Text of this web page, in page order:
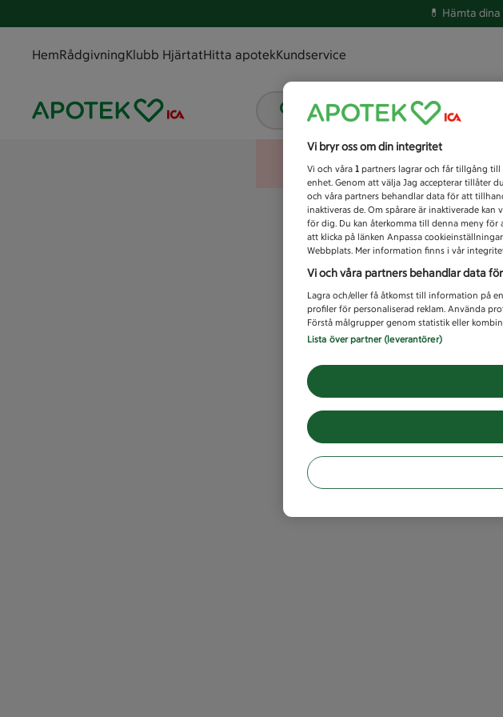
💊 Hämta
HemRådgivningKlubb HjärtatHitta apotekKundservice
Vad letar du efter idag?
Vi bryr oss om din integritet
Vi och våra 1 partners lagrar och får tillgång
enhet. Genom att välja Jag accepterar tillåter
och våra partners behandlar data för att
inaktiveras de. Om spårare är inaktiverade
för dig. Du kan återkomma till denna meny för
att klicka på länken Anpassa
Webbplats. Mer information finns i vår
Vi och våra partners behandlar data
Lagra och/eller få åtkomst till information på
profiler för personaliserad reklam. Använda
Förstå målgrupper genom statistik eller
Lista över partner (leverantörer)